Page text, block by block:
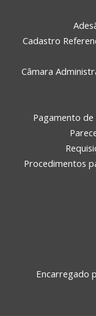
Cadastro
Câmara
Pagamento
Procedimentos
Encarregado